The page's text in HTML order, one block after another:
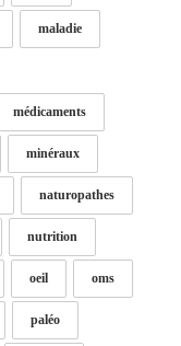
maladie
médicaments
minéraux
naturopathes
nutrition
oeil oms
paléo